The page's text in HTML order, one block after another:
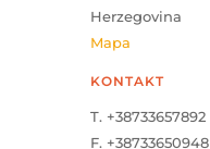
Herzegovina
Mapa
KONTAKT
T. +38733657892
F. +38733650948